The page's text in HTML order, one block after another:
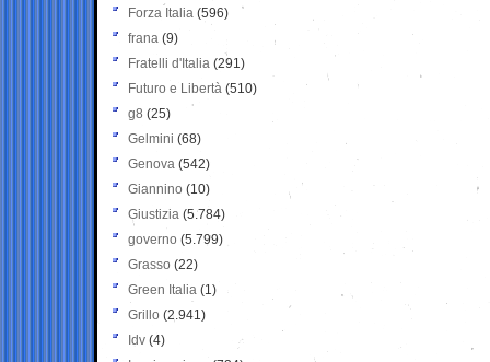
Forza Italia (596)
frana (9)
Fratelli d'Italia (291)
Futuro e Libertà (510)
g8 (25)
Gelmini (68)
Genova (542)
Giannino (10)
Giustizia (5.784)
governo (5.799)
Grasso (22)
Green Italia (1)
Grillo (2.941)
Idv (4)